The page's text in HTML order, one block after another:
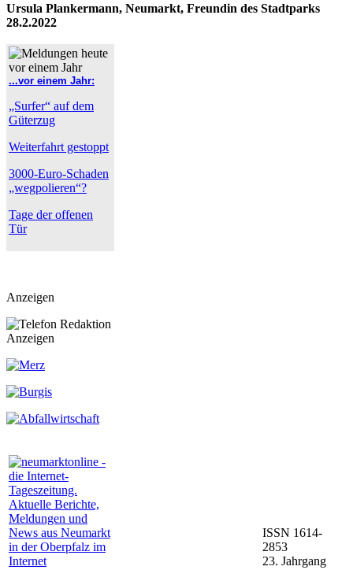
Ursula Plankermann, Neumarkt, Freundin des Stadtparks
28.2.2022
...vor einem Jahr:
„Surfer“ auf dem
Güterzug
Weiterfahrt gestoppt
3000-Euro-Schaden
„wegpolieren“?
Tage der offenen
Tür
Anzeigen
Anzeigen
ISSN 1614-
2853
23. Jahrgang